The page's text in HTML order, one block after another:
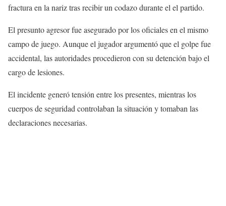
fractura en la nariz tras recibir un codazo durante el el partido.
El presunto agresor fue asegurado por los oficiales en el mismo
campo de juego. Aunque el jugador argumentó que el golpe fue
accidental, las autoridades procedieron con su detención bajo el
cargo de lesiones.
El incidente generó tensión entre los presentes, mientras los
cuerpos de seguridad controlaban la situación y tomaban las
declaraciones necesarias.